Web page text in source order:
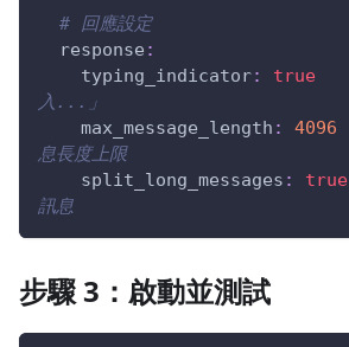
# 回應設定
response :
typing_indicator: true
入...」
max_message_length : 4096
息長度上限
split_long_messages : true
訊息
步驟 3：啟動並測試